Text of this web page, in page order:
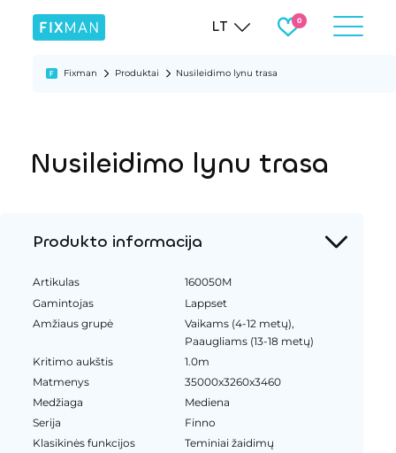
LT
Fixman Produktai Nusileidimo lynu trasa
Nusileidimo lynu trasa
Produkto informacija
Artikulas
160050M
Gamintojas
Lappset
Amžiaus grupė
Vaikams (4-12 metų),
Paaugliams (13-18 metų)
Kritimo aukštis
1.0m
Matmenys
35000x3260x3460
Medžiaga
Mediena
Serija
Finno
Klasikinės funkcijos
Teminiai žaidimų